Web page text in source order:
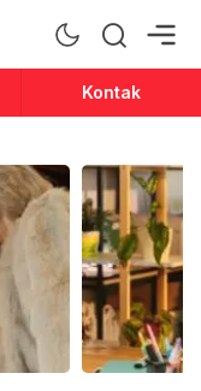
Kontak